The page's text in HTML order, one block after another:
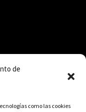
de
como las cookies